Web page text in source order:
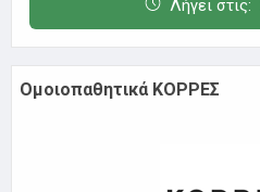
Λήγει στις:
Ομοιοπαθητικά ΚΟΡΡΕΣ